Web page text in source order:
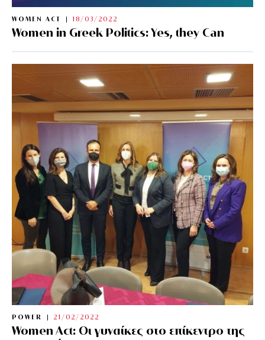
WOMEN ACT 18/03/2022
Women in Greek Politics: Yes, they Can
POWER 21/02/2022
Women Act: Οι γυναίκες στο επίκεντρο της